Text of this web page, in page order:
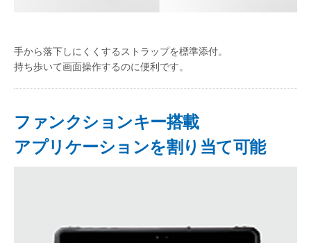
手から落下しにくくするストラップを標準添付。
持ち歩いて画面操作するのに便利です。
ファンクションキー搭載
アプリケーションを割り当て可能